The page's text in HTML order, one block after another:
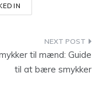
til mænd: Guide
til at bære smykker